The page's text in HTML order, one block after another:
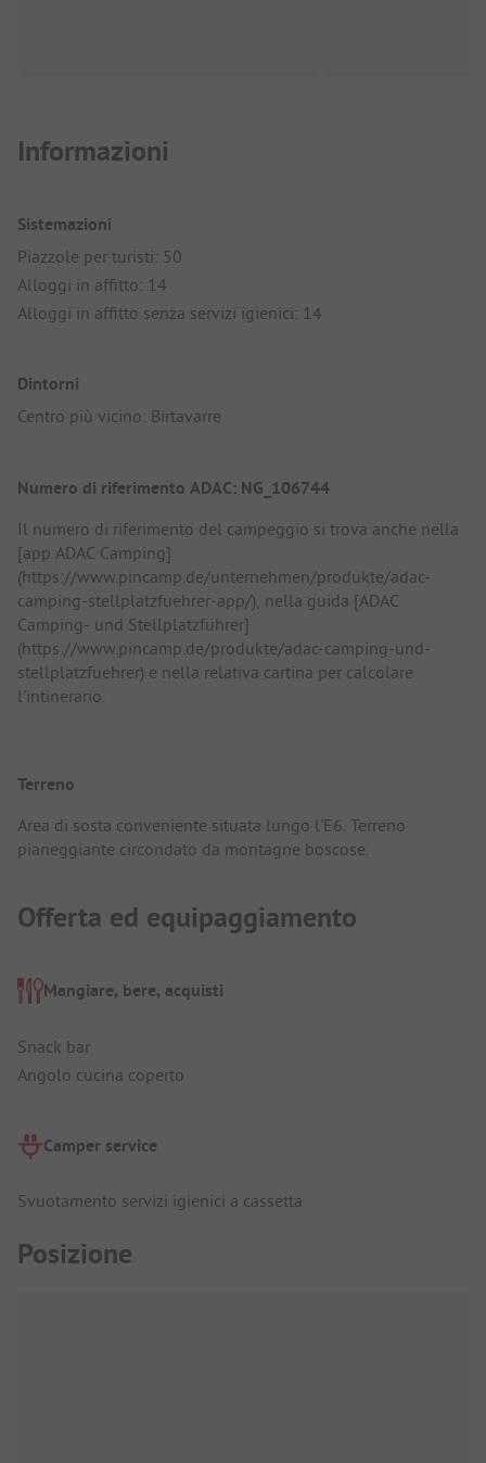
Informazioni
Sistemazioni
Piazzole per turisti: 50
Alloggi in affitto: 14
Alloggi in affitto senza servizi igienici: 14
Dintorni
Centro più vicino: Birtavarre
Numero di riferimento ADAC: NG_106744
Il numero di riferimento del campeggio si trova anche nella
[app ADAC Camping]
(https://www.pincamp.de/unternehmen/produkte/adac-
camping-stellplatzfuehrer-app/), nella guida [ADAC
Camping- und Stellplatzführer]
(https://www.pincamp.de/produkte/adac-camping-und-
stellplatzfuehrer) e nella relativa cartina per calcolare
l'intinerario.
Terreno
Area di sosta conveniente situata lungo l'E6. Terreno
pianeggiante circondato da montagne boscose.
Offerta ed equipaggiamento
Mangiare, bere, acquisti
Snack bar
Angolo cucina coperto
Camper service
Svuotamento servizi igienici a cassetta
Posizione